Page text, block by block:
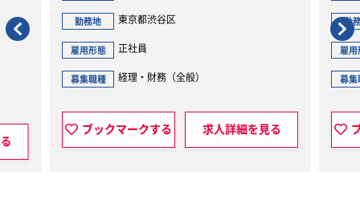
見る
勤務地 東京都港区
雇用形態 正社員
募集職種 経理・財務（全般）
ブックマークする 求人詳細を見る